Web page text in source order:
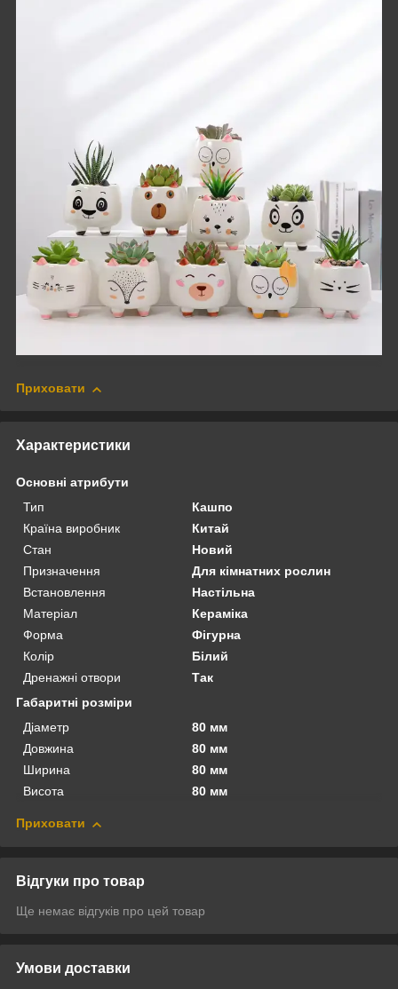
Приховати
Характеристики
Основні атрибути
Тип
Кашпо
Країна виробник
Китай
Стан
Новий
Призначення
Для кімнатних рослин
Встановлення
Настільна
Матеріал
Кераміка
Форма
Фігурна
Колір
Білий
Дренажні отвори
Так
Габаритні розміри
Діаметр
80 мм
Довжина
80 мм
Ширина
80 мм
Висота
80 мм
Приховати
Відгуки про товар
Ще немає відгуків про цей товар
Умови доставки